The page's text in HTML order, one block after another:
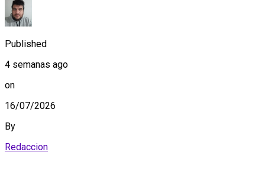
Published
4 semanas ago
on
16/07/2026
By
Redaccion